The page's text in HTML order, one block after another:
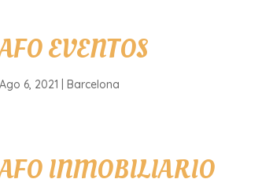
EVENTOS
Ago 6, 2021 |Barcelona
INMOBILIARIO